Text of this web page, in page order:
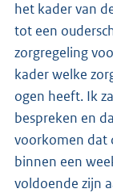
het kader van
tot een
zorgregeling
kader welke
ogen heeft. Ik
bespreken en
voorkomen dat
binnen een
voldoende zijn